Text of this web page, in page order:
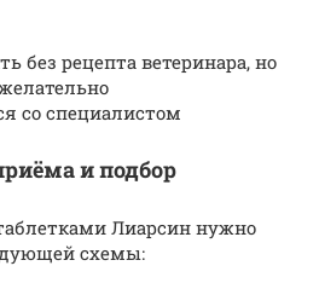
без рецепта ветеринара, но
со специалистом
и подбор
Лиарсин нужно
схемы: